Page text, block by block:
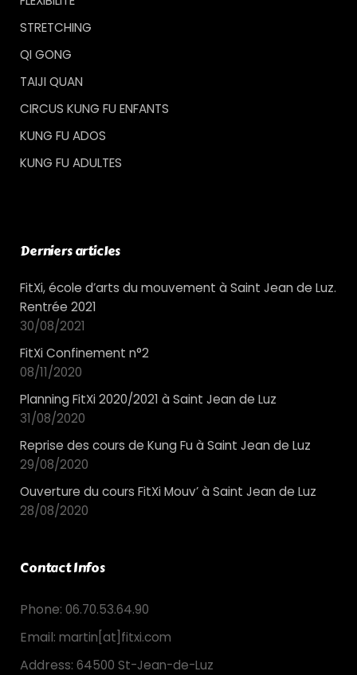
STRETCHING
QI GONG
TAIJI QUAN
CIRCUS KUNG FU ENFANTS
KUNG FU ADOS
KUNG FU ADULTES
Derniers articles
FitXi, école d’arts du mouvement à Saint Jean de Luz.
Rentrée 2021
30/08/2021
FitXi Confinement n°2
08/11/2020
Planning FitXi 2020/2021 à Saint Jean de Luz
31/08/2020
Reprise des cours de Kung Fu à Saint Jean de Luz
29/08/2020
Ouverture du cours FitXi Mouv’ à Saint Jean de Luz
28/08/2020
Contact Infos
Phone: 06.70.53.64.90
Email: martin[at]fitxi.com
Address: 64500 St-Jean-de-Luz